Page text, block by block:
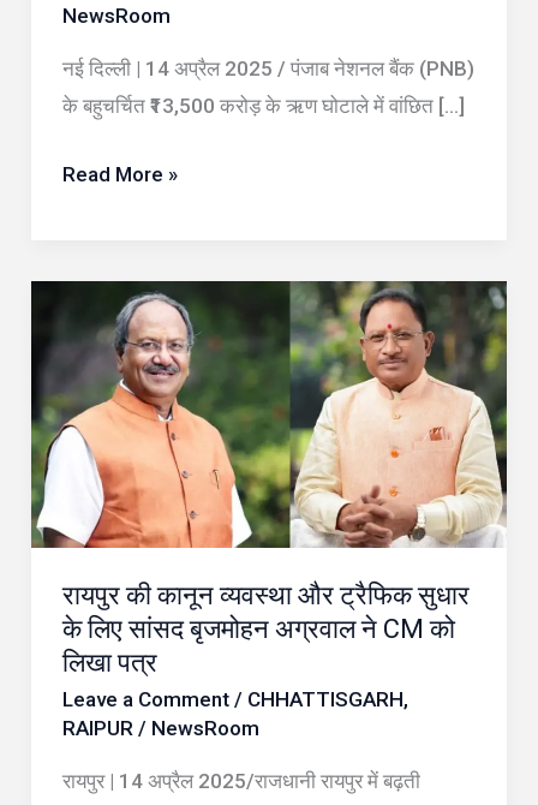
NewsRoom
नई दिल्ली | 14 अप्रैल 2025 / पंजाब नेशनल बैंक (PNB)
के बहुचर्चित ₹13,500 करोड़ के ऋण घोटाले में वांछित […]
तेज़
Read More »
रायपुर की कानून व्यवस्था और ट्रैफिक सुधार
के लिए सांसद बृजमोहन अग्रवाल ने CM को
लिखा पत्र
Leave a Comment / CHHATTISGARH,
RAIPUR/ NewsRoom
रायपुर | 14 अप्रैल 2025/राजधानी रायपुर में बढ़ती
व्यवस्था
और
ट्रैफिक
सुधार
लिए
सांसद
बृजमोहन
अग्रवाल
CM